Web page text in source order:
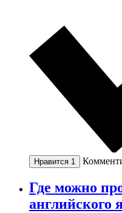
Нравится 1
Где можно
английского